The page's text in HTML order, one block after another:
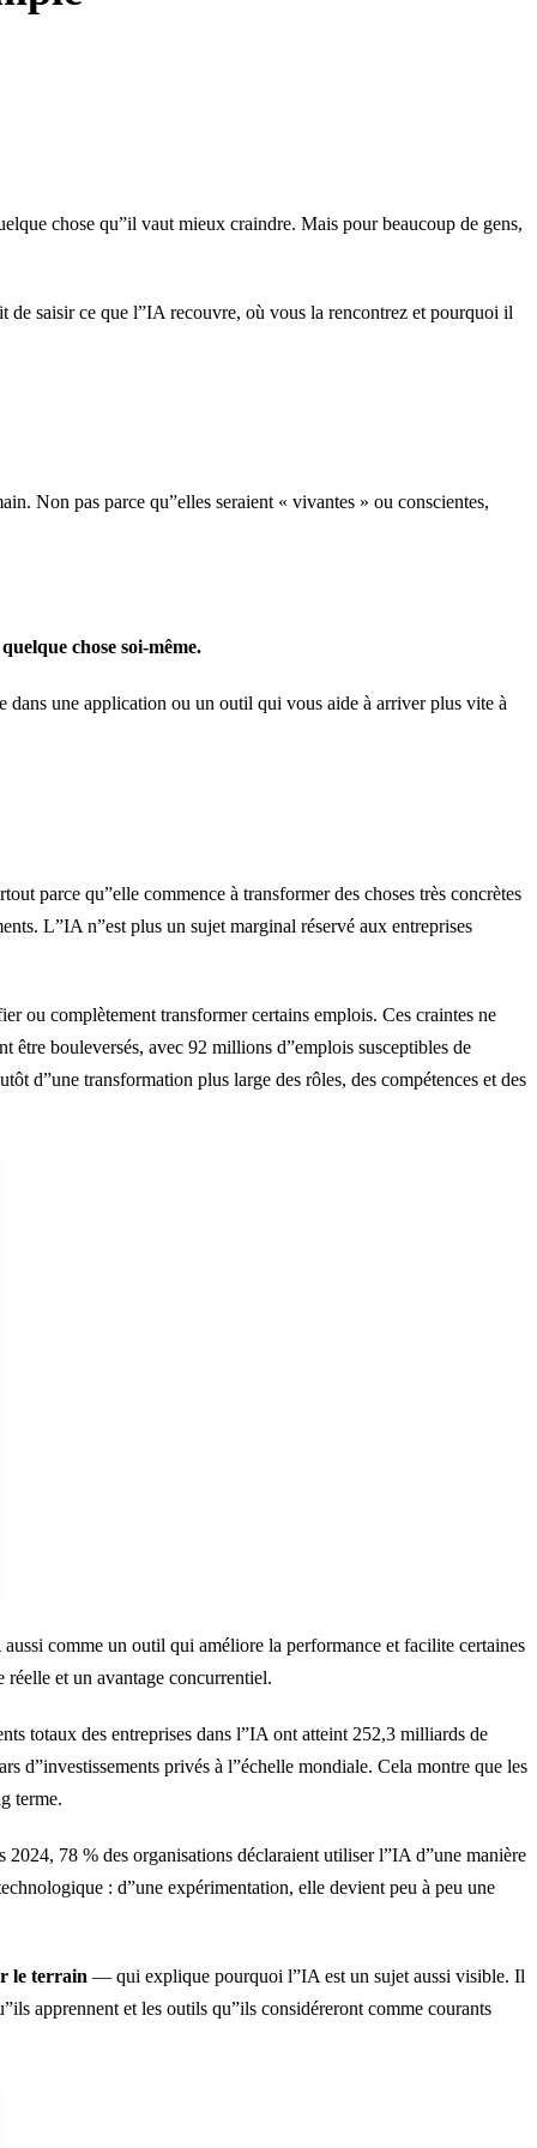
chose qu”il vaut mieux craindre. Mais pour beaucoup de gens,
de saisir ce que l”IA recouvre, où vous la rencontrez et pourquoi il
Non pas parce qu”elles seraient « vivantes » ou conscientes,
chose soi-même.
une application ou un outil qui vous aide à arriver plus vite à
parce qu”elle commence à transformer des choses très concrètes
L”IA n”est plus un sujet marginal réservé aux entreprises
ou complètement transformer certains emplois. Ces craintes ne
bouleversés, avec 92 millions d”emplois susceptibles de
d”une transformation plus large des rôles, des compétences et des
comme un outil qui améliore la performance et facilite certaines
et un avantage concurrentiel.
totaux des entreprises dans l”IA ont atteint 252,3 milliards de
d”investissements privés à l”échelle mondiale. Cela montre que les
terme.
2024, 78 % des organisations déclaraient utiliser l”IA d”une manière
: d”une expérimentation, elle devient peu à peu une
le terrain — qui explique pourquoi l”IA est un sujet aussi visible. Il
apprennent et les outils qu”ils considéreront comme courants